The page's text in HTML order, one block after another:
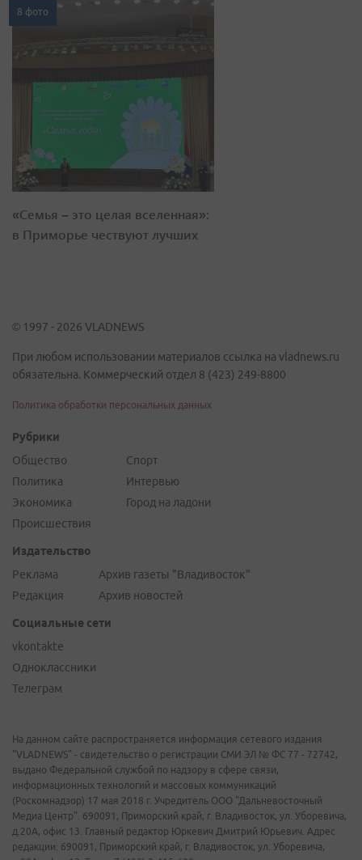
8 фото
«Семья – это целая вселенная»:
в Приморье чествуют лучших
© 1997 - 2026 VLADNEWS
При любом использовании материалов ссылка на vladnews.ru
обязательна. Коммерческий отдел 8 (423) 249-8800
Политика обработки персональных данных
Рубрики
Общество
Политика
Экономика
Происшествия
Спорт
Интервью
Город на ладони
Издательство
Реклама
Редакция
Архив газеты "Владивосток"
Архив новостей
Социальные сети
vkontakte
Одноклассники
Телеграм
На данном сайте распространяется информация сетевого издания
"VLADNEWS" - свидетельство о регистрации СМИ ЭЛ № ФС 77 - 72742,
выдано Федеральной службой по надзору в сфере связи,
информационных технологий и массовых коммуникаций
(Роскомнадзор) 17 мая 2018 г. Учредитель ООО "Дальневосточный
Медиа Центр". 690091, Приморский край, г. Владивосток, ул. Уборевича,
д.20А, офис 13. Главный редактор Юркевич Дмитрий Юрьевич. Адрес
редакции: 690091, Приморский край, г. Владивосток, ул. Уборевича,